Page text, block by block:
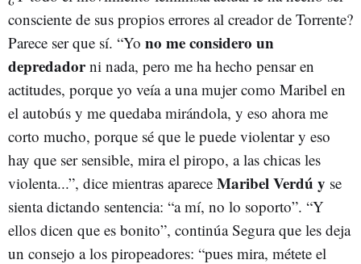
consciente de sus propios errores al creador de Torrente?
Parece ser que sí. “Yo no me considero un
depredadorni nada, pero me ha hecho pensar en
actitudes, porque yo veía a una mujer como Maribel en
el autobús y me quedaba mirándola, y eso ahora me
corto mucho, porque sé que le puede violentar y eso
hay que ser sensible, mira el piropo, a las chicas les
violenta...”, dice mientras aparece Maribel Verdú y se
sienta dictando sentencia: “a mí, no lo soporto”. “Y
ellos dicen que es bonito”, continúa Segura que les deja
un consejo a los piropeadores: “pues mira, métete el